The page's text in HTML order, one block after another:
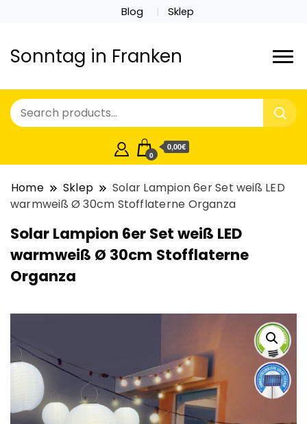
Blog Sklep
Sonntag in Franken
0
0,00€
Home Sklep
Solar Lampion 6er Set weiß LED
warmweiß Ø 30cm Stofflaterne Organza
Solar Lampion 6er Set weiß LED
warmweiß Ø 30cm Stofflaterne
Organza